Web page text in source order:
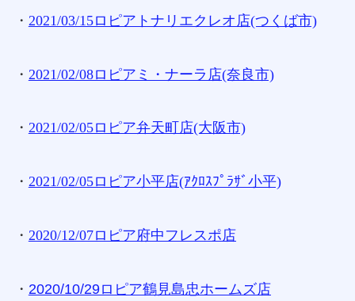
・ 2021/03/15ロピアトナリエクレオ店(つくば市)
・ 2021/02/08ロピアミ・ナーラ店(奈良市)
・ 2021/02/05ロピア弁天町店(大阪市)
・ 2021/02/05ロピア小平店(ｱｸﾛｽﾌﾟﾗｻﾞ小平)
・ 2020/12/07ロピア府中フレスポ店
・ 2020/10/29ロピア鶴見島忠ホームズ店